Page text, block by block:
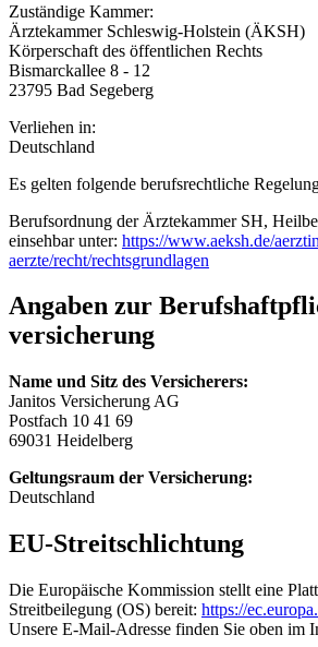
Zuständige Kammer:
Ärztekammer Schleswig-Holstein (ÄKSH)
Körperschaft des öffentlichen Rechts
Bismarckallee 8 - 12
23795 Bad Segeberg
Verliehen in:
Deutschland
Es gelten folgende berufsrechtliche
Berufsordnung der Ärztekammer SH,
einsehbar unter: https://www.aeksh.de/
aerzte/recht/rechtsgrundlagen
Angaben zur
versicherung
Name und Sitz des Versicherers:
Janitos Versicherung AG
Postfach 10 41 69
69031 Heidelberg
Geltungsraum der Versicherung:
Deutschland
EU-Streitschlichtung
Die Europäische Kommission stellt eine
Streitbeilegung (OS) bereit: https://
Unsere E-Mail-Adresse finden Sie oben im